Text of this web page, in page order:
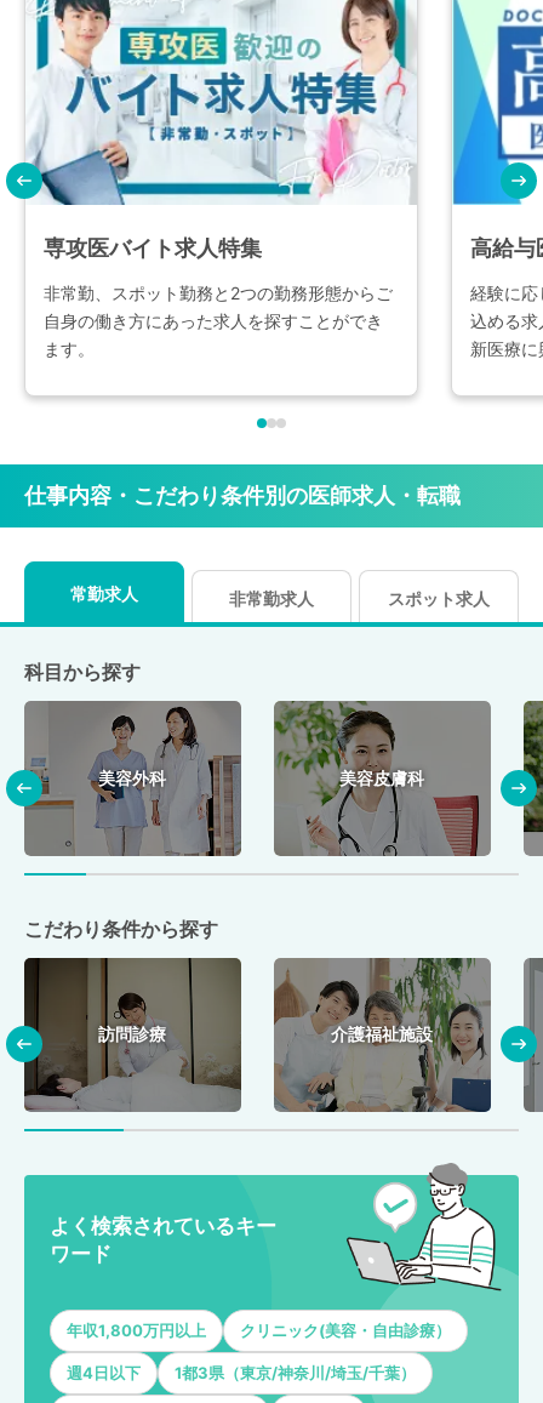
専攻医バイト求人特集
非常勤、スポット勤務と2つの勤務形態からご
自身の働き方にあった求人を探すことができ
ます。
高給与
経験に応
込める求
新医療
仕事内容・こだわり条件別の医師求人・転職
常勤求人 非常勤求人 スポット求人
科目から探す
美容外科 美容皮膚科
こだわり条件から探す
訪問診療 介護福祉施設
よく検索されているキー
ワード
年収1,800万円以上 クリニック(美容・自由診療）
週4日以下 1都3県（東京/神奈川/埼玉/千葉）